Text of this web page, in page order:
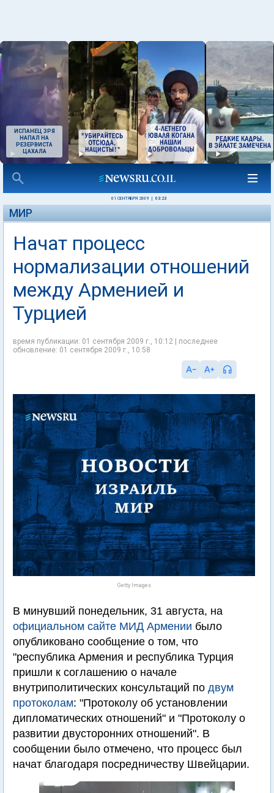
ИСПАНЕЦ ЗРЯ
НАПАЛ НА
РЕЗЕРВИСТА
ЦАХАЛА
01 СЕНТЯБРЯ 2009 03:23
МИР
Начат процесс
нормализации отношений
между Арменией и
Турцией
время публикации: 01 сентября 2009 г., 10:12 | последнее
обновление: 01 сентября 2009 г., 10:58
Getty Images
В минувший понедельник, 31 августа, на
официальном сайте МИД Армении было
опубликовано сообщение о том, что
"республика Армения и республика Турция
пришли к соглашению о начале
внутриполитических консультаций по двум
протоколам: "Протоколу об установлении
дипломатических отношений" и "Протоколу о
развитии двусторонних отношений". В
сообщении было отмечено, что процесс был
начат благодаря посредничеству Швейцарии.